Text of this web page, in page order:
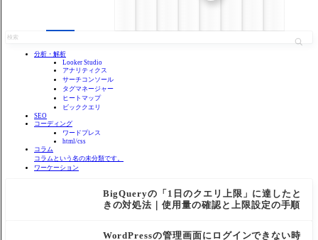
分析・解析
Looker Studio
アナリティクス
サーチコンソール
タグマネージャー
ヒートマップ
ビッククエリ
SEO
コーディング
ワードプレス
html/css
コラム
コラムという名の未分類です。
ワーケーション
BigQueryの「1日のクエリ上限」に達したと
きの対処法｜使用量の確認と上限設定の手順
WordPressの管理画面にログインできない時